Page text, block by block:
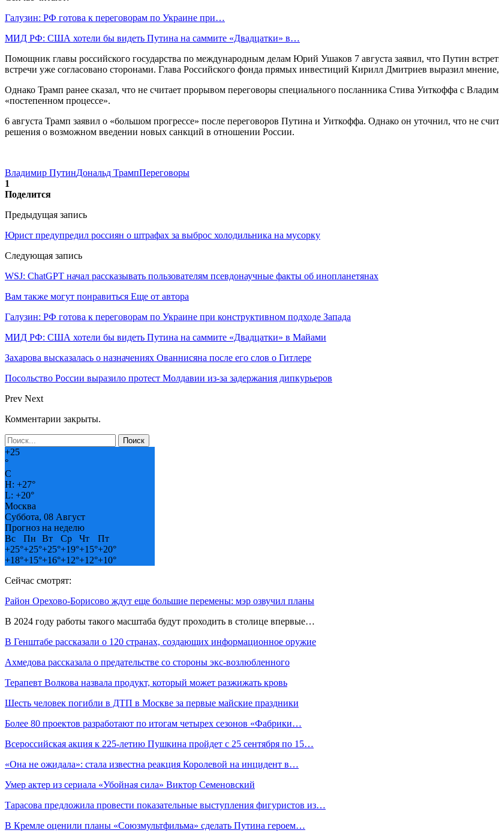
Галузин: РФ готова к переговорам по Украине при…
МИД РФ: США хотели бы видеть Путина на саммите «Двадцатки» в…
Помощник главы российского государства по международным делам Юрий Ушаков 7 августа заявил, что Путин
встречи уже согласовано сторонами. Глава Российского фонда прямых инвестиций Кирилл Дмитриев выразил
Однако Трамп ранее сказал, что не считает прорывом переговоры специального посланника Стива Уиткоффа с
«постепенном процессе».
6 августа Трамп заявил о «большом прогрессе» после переговоров Путина и Уиткоффа. Однако он уточнил, что не
решения о возможном введении новых санкций в отношении России.
Владимир ПутинДональд ТрампПереговоры
1
Поделится
Предыдущая запись
Юрист предупредил россиян о штрафах за выброс холодильника на мусорку
Следующая запись
WSJ: ChatGPT начал рассказывать пользователям псевдонаучные факты об инопланетянах
Вам также могут понравиться Еще от автора
Галузин: РФ готова к переговорам по Украине при конструктивном подходе Запада
МИД РФ: США хотели бы видеть Путина на саммите «Двадцатки» в Майами
Захарова высказалась о назначениях Ованнисяна после его слов о Гитлере
Посольство России выразило протест Молдавии из-за задержания дипкурьеров
Prev Next
Комментарии закрыты.
+25
°
C
H: +27°
L: +20°
Москва
Суббота, 08 Август
Прогноз на неделю
Вс
Пн Вт Ср Чт
Пт
+25°+25°+25°+19°+15°+20°
+18°+15°+16°+12°+12°+10°
Сейчас смотрят:
Район Орехово-Борисово ждут еще большие перемены: мэр озвучил планы
В 2024 году работы такого масштаба будут проходить в столице впервые…
В Генштабе рассказали о 120 странах, создающих информационное оружие
Ахмедова рассказала о предательстве со стороны экс-возлюбленного
Терапевт Волкова назвала продукт, который может разжижать кровь
Шесть человек погибли в ДТП в Москве за первые майские праздники
Более 80 проектов разработают по итогам четырех сезонов «Фабрики…
Всероссийская акция к 225-летию Пушкина пройдет с 25 сентября по 15…
«Она не ожидала»: стала известна реакция Королевой на инцидент в…
Умер актер из сериала «Убойная сила» Виктор Семеновский
Тарасова предложила провести показательные выступления фигуристов из…
В Кремле оценили планы «Союзмультфильма» сделать Путина героем…